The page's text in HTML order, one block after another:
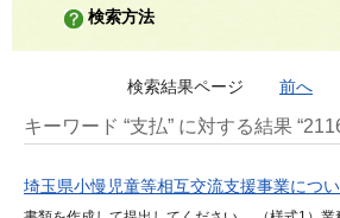
検索方法
検索結果ページ 前へ
キーワード “支払” に対する結果
埼玉県小慢児童等相互交流支援事業につ